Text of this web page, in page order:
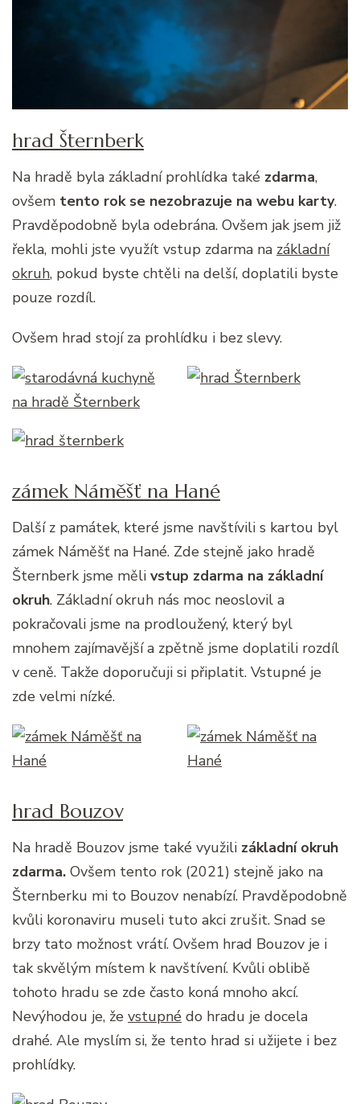
hrad Šternberk
Na hradě byla základní prohlídka také zdarma,
ovšem tento rok se nezobrazuje na webu karty.
Pravděpodobně byla odebrána. Ovšem jak jsem již
řekla, mohli jste využít vstup zdarma na základní
okruh, pokud byste chtěli na delší, doplatili byste
pouze rozdíl.
Ovšem hrad stojí za prohlídku i bez slevy.
zámek Náměšť na Hané
Další z památek, které jsme navštívili s kartou byl
zámek Náměšť na Hané. Zde stejně jako hradě
Šternberk jsme měli vstup zdarma na základní
okruh. Základní okruh nás moc neoslovil a
pokračovali jsme na prodloužený, který byl
mnohem zajímavější a zpětně jsme doplatili rozdíl
v ceně. Takže doporučuji si připlatit. Vstupné je
zde velmi nízké.
hrad Bouzov
Na hradě Bouzov jsme také využili základní okruh
zdarma. Ovšem tento rok (2021) stejně jako na
Šternberku mi to Bouzov nenabízí. Pravděpodobně
kvůli koronaviru museli tuto akci zrušit. Snad se
brzy tato možnost vrátí. Ovšem hrad Bouzov je i
tak skvělým místem k navštívení. Kvůli oblibě
tohoto hradu se zde často koná mnoho akcí.
Nevýhodou je, že vstupné do hradu je docela
drahé. Ale myslím si, že tento hrad si užijete i bez
prohlídky.